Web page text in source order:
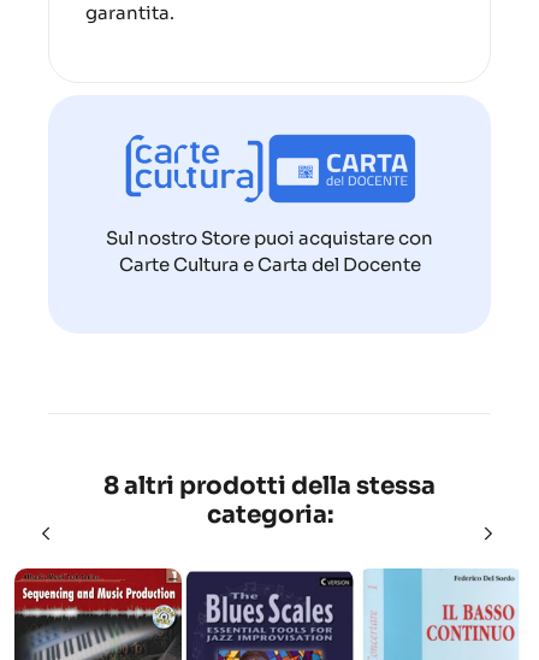
garantita.
Sul nostro Store puoi acquistare con
Carte Cultura e Carta del Docente
8 altri prodotti della stessa
categoria: